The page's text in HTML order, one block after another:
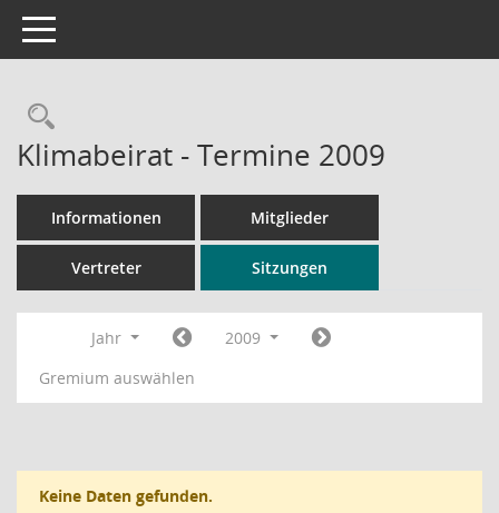
Toggle navigation
Rechercheauswahl
Klimabeirat - Termine 2009
Informationen Mitglieder
Vertreter Sitzungen
Jahr
2009
Gremium auswählen
Keine Daten gefunden.